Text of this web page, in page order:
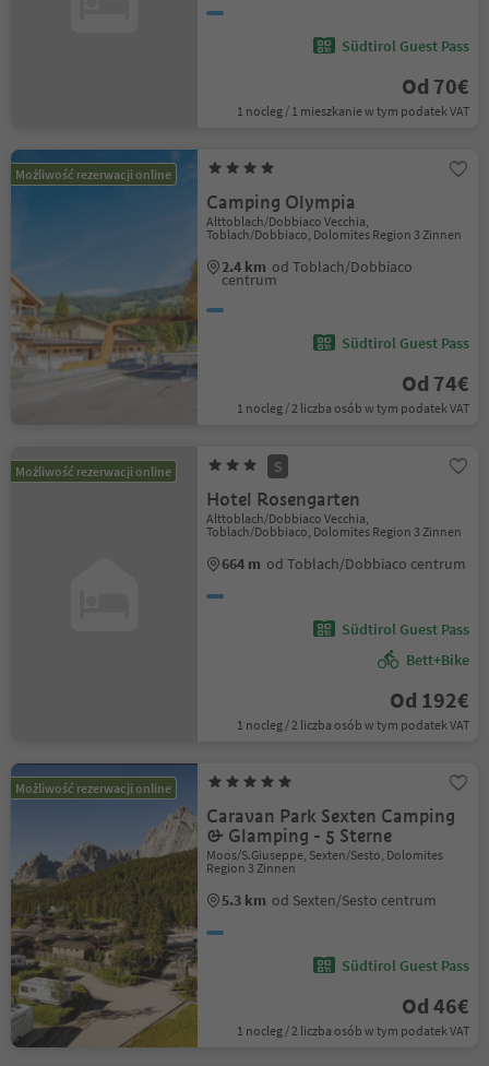
Südtirol Guest Pass
Od 70€
1 nocleg / 1 mieszkanie w tym podatek VAT
Możliwość rezerwacji online
Camping Olympia
Alttoblach/Dobbiaco Vecchia,
Toblach/Dobbiaco, Dolomites Region 3 Zinnen
2.4 km od Toblach/Dobbiaco
centrum
Südtirol Guest Pass
Od 74€
1 nocleg / 2 liczba osób w tym podatek VAT
Możliwość rezerwacji online S
Hotel Rosengarten
Alttoblach/Dobbiaco Vecchia,
Toblach/Dobbiaco, Dolomites Region 3 Zinnen
664 m od Toblach/Dobbiaco centrum
Südtirol Guest Pass
Bett+Bike
Od 192€
1 nocleg / 2 liczba osób w tym podatek VAT
Możliwość rezerwacji online
Caravan Park Sexten Camping
& Glamping - 5 Sterne
Moos/S.Giuseppe, Sexten/Sesto, Dolomites
Region 3 Zinnen
5.3 km od Sexten/Sesto centrum
Südtirol Guest Pass
Od 46€
1 nocleg / 2 liczba osób w tym podatek VAT